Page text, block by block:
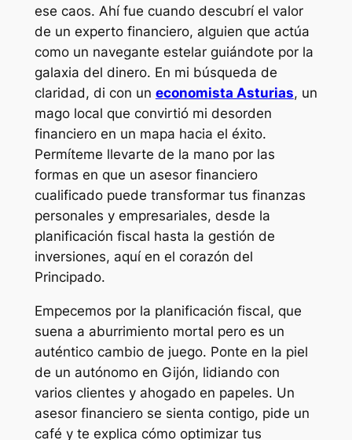
ese caos. Ahí fue cuando descubrí el valor
de un experto financiero, alguien que actúa
como un navegante estelar guiándote por la
galaxia del dinero. En mi búsqueda de
claridad, di con un economista Asturias, un
mago local que convirtió mi desorden
financiero en un mapa hacia el éxito.
Permíteme llevarte de la mano por las
formas en que un asesor financiero
cualificado puede transformar tus finanzas
personales y empresariales, desde la
planificación fiscal hasta la gestión de
inversiones, aquí en el corazón del
Principado.
Empecemos por la planificación fiscal, que
suena a aburrimiento mortal pero es un
auténtico cambio de juego. Ponte en la piel
de un autónomo en Gijón, lidiando con
varios clientes y ahogado en papeles. Un
asesor financiero se sienta contigo, pide un
café y te explica cómo optimizar tus